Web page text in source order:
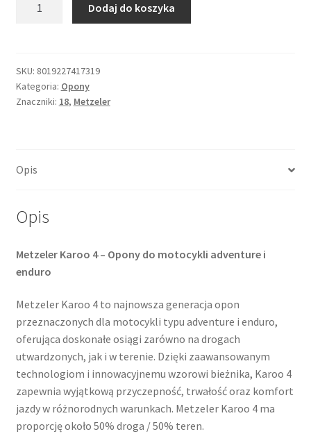
18
70S
KAROO
(tył)
Dodaj do koszyka
SKU: 8019227417319
Kategoria: Opony
Znaczniki: 18, Metzeler
Opis
Opis
Metzeler Karoo 4 – Opony do motocykli adventure i
enduro
Metzeler Karoo 4 to najnowsza generacja opon
przeznaczonych dla motocykli typu adventure i enduro,
oferująca doskonałe osiągi zarówno na drogach
utwardzonych, jak i w terenie. Dzięki zaawansowanym
technologiom i innowacyjnemu wzorowi bieżnika, Karoo 4
zapewnia wyjątkową przyczepność, trwałość oraz komfort
jazdy w różnorodnych warunkach. Metzeler Karoo 4 ma
proporcję około 50% droga / 50% teren.